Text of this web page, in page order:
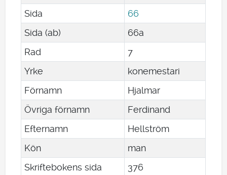
Sida
66
Sida (ab)
66a
Rad
7
Yrke
konemestari
Förnamn
Hjalmar
Övriga förnamn
Ferdinand
Efternamn
Hellström
Kön
man
Skriftebokens sida
376